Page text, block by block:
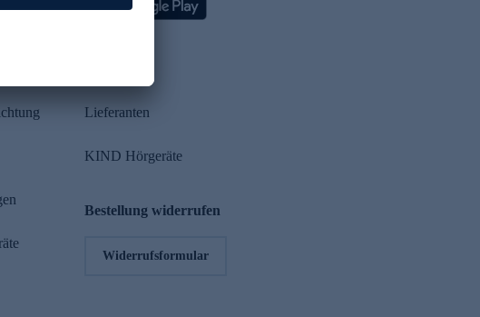
Lieferanten
KIND Hörgeräte
Bestellung widerrufen
Widerrufsformular